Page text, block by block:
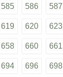
585 586 587
619 620 623
658 660 661
694 696 698